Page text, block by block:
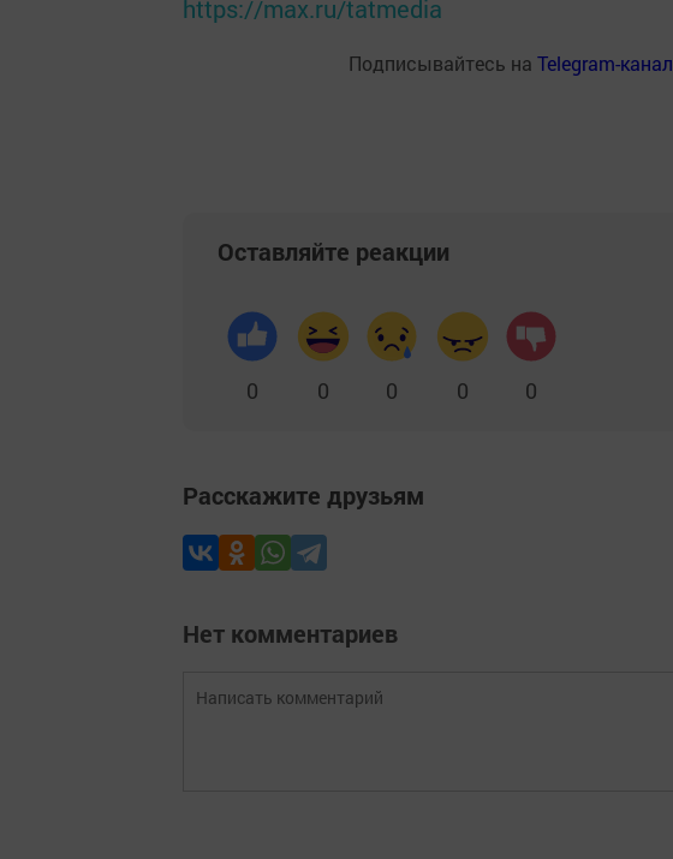
https://max.ru/tatmedia
Подписывайтесь на Telegram-канал
Оставляйте реакции
0 0 0 0 0
Расскажите друзьям
Нет комментариев